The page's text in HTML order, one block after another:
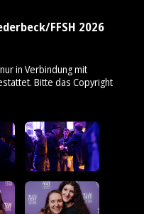
FFSH 2026
in Verbindung mit
Bitte das Copyright